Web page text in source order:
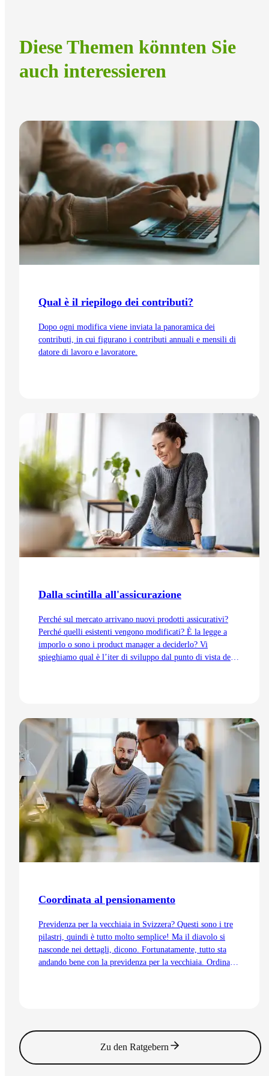
Diese Themen könnten Sie
auch interessieren
Qual è il riepilogo dei contributi?
Dopo ogni modifica viene inviata la panoramica dei
contributi, in cui figurano i contributi annuali e mensili di
datore di lavoro e lavoratore.
Vai all'articolo
Dalla scintilla all'assicurazione
Perché sul mercato arrivano nuovi prodotti assicurativi?
Perché quelli esistenti vengono modificati? È la legge a
imporlo o sono i product manager a deciderlo? Vi
spieghiamo qual è l’iter di sviluppo dal punto di vista del
Vai all'articolo
Coordinata al pensionamento
Previdenza per la vecchiaia in Svizzera? Questi sono i tre
pilastri, quindi è tutto molto semplice! Ma il diavolo si
nasconde nei dettagli, dicono. Fortunatamente, tutto sta
andando bene con la previdenza per la vecchiaia. Ordinata
Zu den Ratgebern